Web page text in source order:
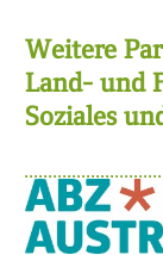
Weitere
Land- und
Soziales